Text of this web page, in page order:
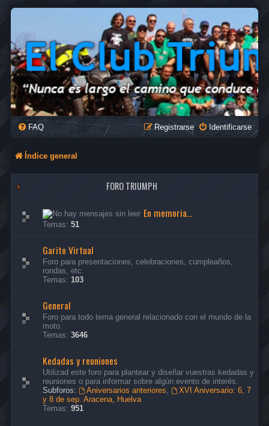
FAQ Identificarse
Registrarse
Índice general
FORO TRIUMPH
En memoria...
Temas: 51
Garito Virtual
Foro para presentaciones, celebraciones, cumpleaños,
rondas, etc.
Temas: 103
General
Foro para todo tema general relacionado con el mundo de la
moto.
Temas: 3646
Kedadas y reuniones
Utilizad este foro para plantear y diseñar vuestras kedadas y
reuniones o para informar sobre algún evento de interés.
Subforos:
Aniversarios anteriores,
XVI Aniversario: 6, 7
y 8 de sep. Aracena, Huelva
Temas: 951